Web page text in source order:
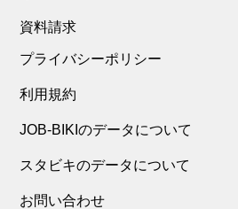
資料請求
プライバシーポリシー
利用規約
JOB-BIKIのデータについて
スタビキのデータについて
お問い合わせ